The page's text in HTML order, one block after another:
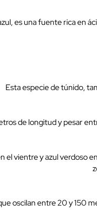
es una fuente rica en
Esta especie de túnido,
de longitud y pesar
el vientre y azul verdoso
oscilan entre 20 y 150